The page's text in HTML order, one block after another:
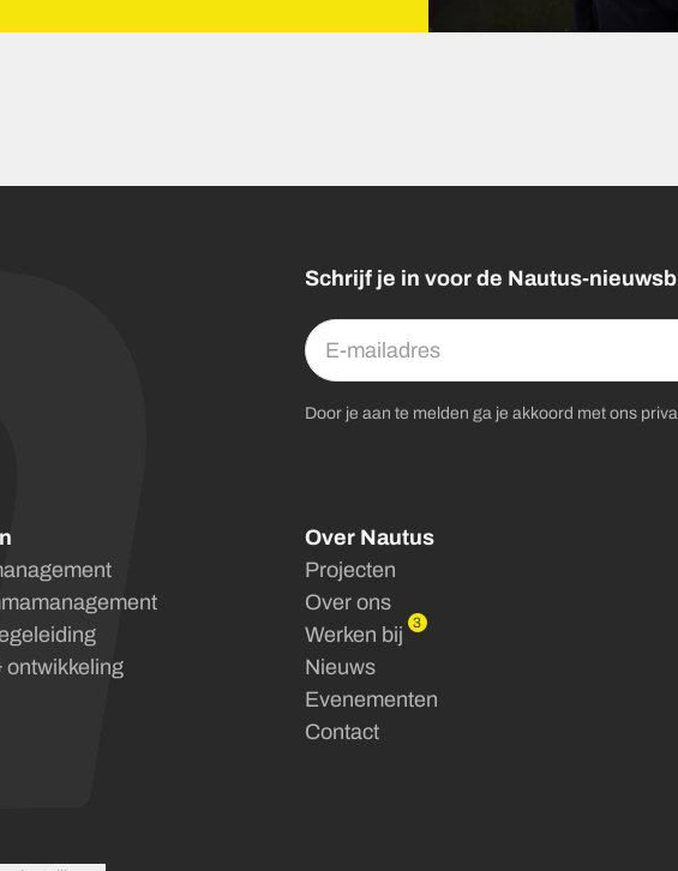
Schrijf je in voor de Nautus-
Door je aan te melden ga je akkoord met ons
ontwikkeling
Over Nautus
Projecten
Over ons
Werken bij
3
Nieuws
Evenementen
Contact